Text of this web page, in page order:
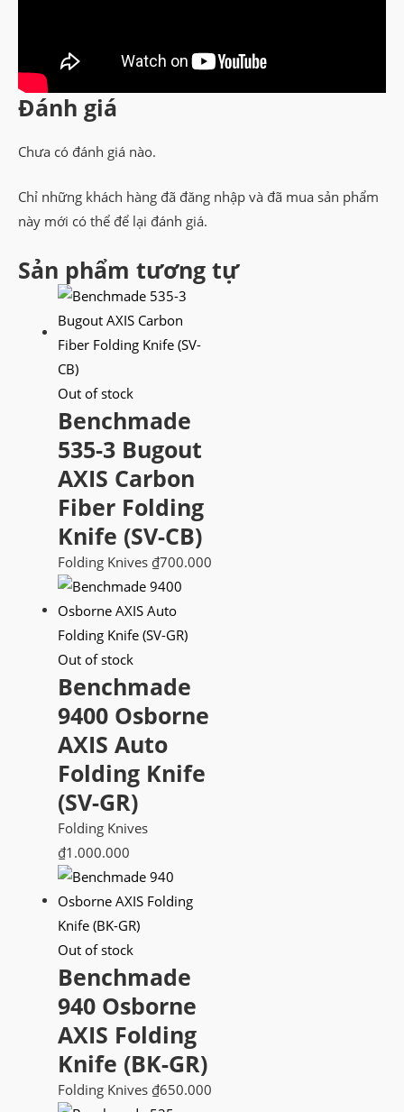
Đánh giá
Chưa có đánh giá nào.
Chỉ những khách hàng đã đăng nhập và đã mua sản phẩm
này mới có thể để lại đánh giá.
Sản phẩm tương tự
Out of stock
Benchmade
535-3 Bugout
AXIS Carbon
Fiber Folding
Knife (SV-CB)
Folding Knives ₫700.000
Out of stock
Benchmade
9400 Osborne
AXIS Auto
Folding Knife
(SV-GR)
Folding Knives
₫1.000.000
Out of stock
Benchmade
940 Osborne
AXIS Folding
Knife (BK-GR)
Folding Knives ₫650.000